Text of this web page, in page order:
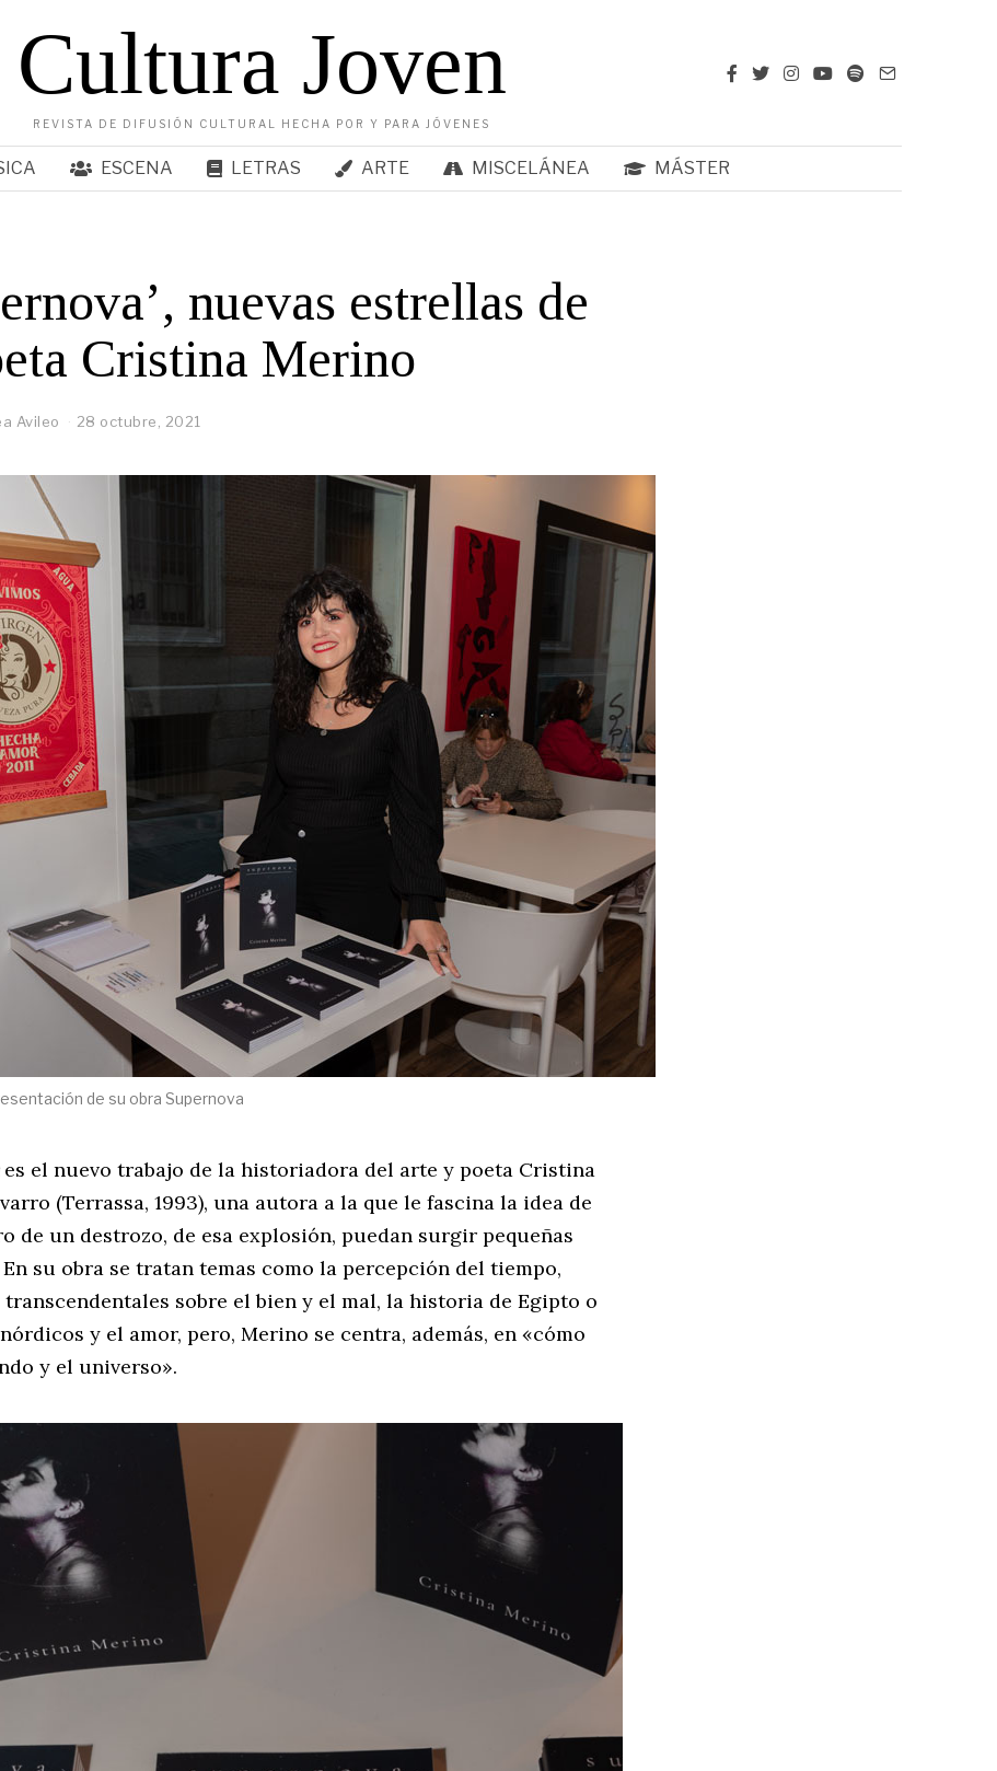
Cultura Joven
REVISTA DE DIFUSIÓN CULTURAL HECHA POR Y PARA JÓVENES
ESCENA LETRAS ARTE MISCELÁNEA MÁSTER
nuevas estrellas de
Cristina Merino
Avileo 28 octubre, 2021
de su obra Supernova
es el nuevo trabajo de la historiadora del arte y poeta Cristina
(Terrassa, 1993), una autora a la que le fascina la idea de
de un destrozo, de esa explosión, puedan surgir pequeñas
su obra se tratan temas como la percepción del tiempo,
sobre el bien y el mal, la historia de Egipto o
y el amor, pero, Merino se centra, además, en «cómo
y el universo».